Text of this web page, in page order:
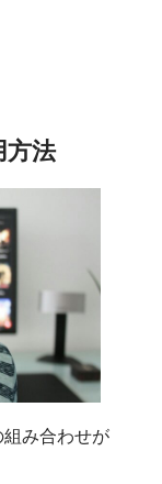
方法
み合わせが